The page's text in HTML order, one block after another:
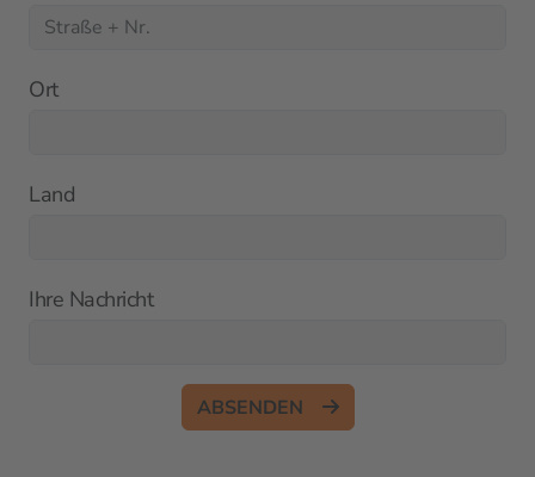
Ort
Land
Ihre Nachricht
ABSENDEN